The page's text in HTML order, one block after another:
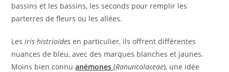
bassins et les bassins, les seconds pour remplir les
parterres de fleurs ou les allées.
Lesiris histrioïdes en particulier, ils offrent différentes
nuances de bleu, avec des marques blanches et jaunes.
Moins bien connuanémones(Ranuncolaceae), une idée